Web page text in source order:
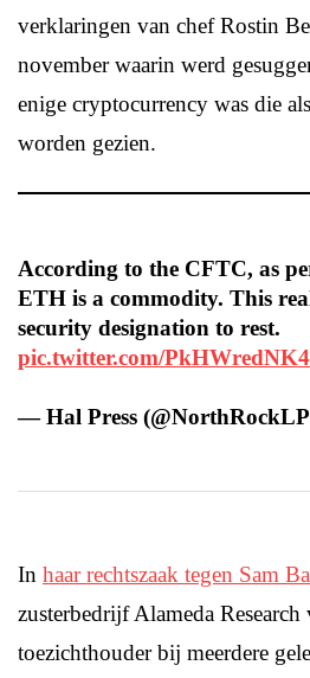
verklaringen van chef Rostin
november waarin werd
enige cryptocurrency was die
worden gezien.
According to the CFTC, as
ETH is a commodity. This
security designation to rest.
pic.twitter.com/PkHWredNK4
— Hal Press
In haar rechtszaak tegen Sam
zusterbedrijf Alameda Research
toezichthouder bij meerdere